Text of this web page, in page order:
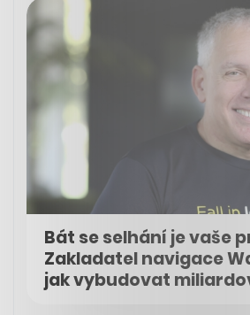
Bát se selhání je vaše
Zakladatel navigace
jak vybudovat